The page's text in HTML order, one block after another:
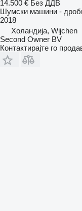
14.500 € Без ДДВ
Шумски машини -
2018
Холандија, Wijchen
Second Owner BV
Контактирајте го